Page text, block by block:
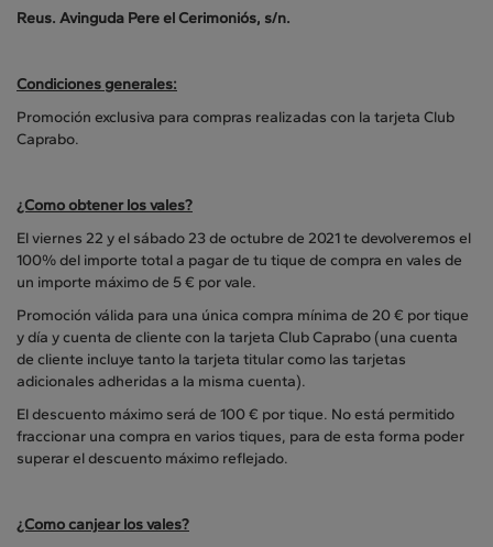
Reus. Avinguda Pere el Cerimoniós, s/n.
Condiciones generales:
Promoción exclusiva para compras realizadas con la tarjeta Club
Caprabo.
¿Como obtener los vales?
El viernes 22 y el sábado 23 de octubre de 2021 te devolveremos el
100% del importe total a pagar de tu tique de compra en vales de
un importe máximo de 5 € por vale.
Promoción válida para una única compra mínima de 20 € por tique
y día y cuenta de cliente con la tarjeta Club Caprabo (una cuenta
de cliente incluye tanto la tarjeta titular como las tarjetas
adicionales adheridas a la misma cuenta).
El descuento máximo será de 100 € por tique. No está permitido
fraccionar una compra en varios tiques, para de esta forma poder
superar el descuento máximo reflejado.
¿Como canjear los vales?